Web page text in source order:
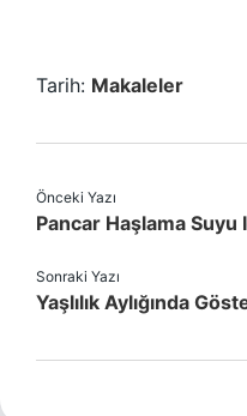
Tarih: Makaleler
Önceki Yazı
Pancar Haşlama Suyu
Sonraki Yazı
Yaşlılık Aylığında